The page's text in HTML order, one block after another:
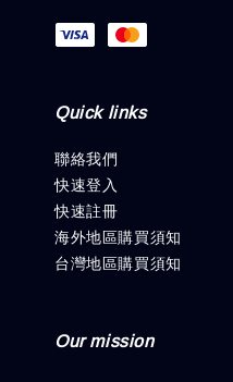
Quick links
聯絡我們
快速登入
快速註冊
海外地區購買須知
台灣地區購買須知
Our mission